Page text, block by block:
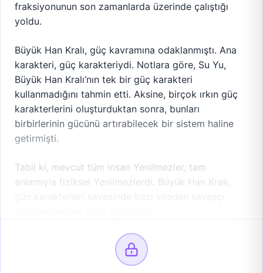
fraksiyonunun son zamanlarda üzerinde çalıştığı
yoldu.
Büyük Han Kralı, güç kavramına odaklanmıştı. Ana
karakteri, güç karakteriydi. Notlara göre, Su Yu,
Büyük Han Kralı’nın tek bir güç karakteri
kullanmadığını tahmin etti. Aksine, birçok ırkın güç
karakterlerini oluşturduktan sonra, bunları
birbirlerinin gücünü artırabilecek bir sistem haline
getirmişti.
Tabii ki, mevcut tüm insan Yenilmezler, tam
anlamıyla fiziksel Yenilmezlerdi. Büyük Han Kralı,